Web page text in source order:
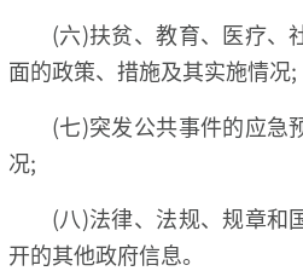
(六)扶贫、教育、医疗、
面的政策、措施及其实施情况;
(七)突发公共事件的应急
况;
(八)法律、法规、规章和
开的其他政府信息。